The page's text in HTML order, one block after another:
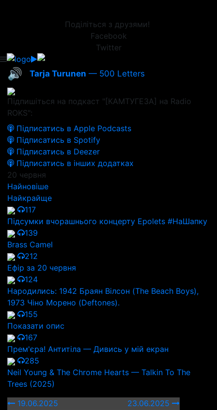
Поділіться з друзями!
Facebook
Twitter
🔊 Tarja Turunen — 500 Letters
Підпишіться на подкаст "[КАМТУГЕЗА] на Radio
ROKS":
Підписатись в Apple Podcasts
Підписатись в Spotify
Підписатись в Deezer
Підписатись в інших додатках
20 червня
Найновіше
Найкрайще
117
Підсумки вчорашнього концерту Epolets #НаШапку
139
Brass Camel
212
Ефір за 20 червня
124
Народились: 1942 Браян Вілсон (The Beach Boys),
1973 Чіно Морено (Deftones).
155
Показати опис
167
Прем'єра! Антитіла — Дивись у мій екран
285
Neil Young & The Chrome Hearts — Talkin To The
Trees (2025)
19.06.2025
23.06.2025